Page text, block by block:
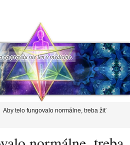
pravdu nie len v medicíne.
Aby telo fungovalo normálne, treba žiť